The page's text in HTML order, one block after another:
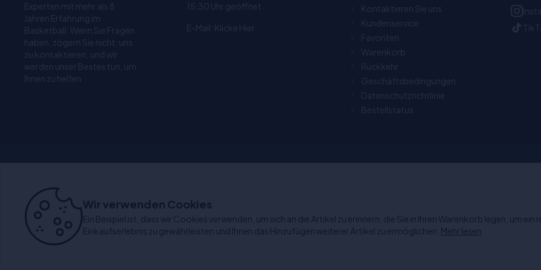
Experten mit mehr als 8
Jahren Erfahrung im
Basketball. Wenn Sie Fragen
haben, zögern Sie nicht, uns
zu kontaktieren, und wir
werden unser Bestes tun, um
Ihnen zu helfen
15:30 Uhr geöffnet.
E-Mail: Klicke Hier
Kontaktieren Sie uns
Kundenservice
Favoriten
Warenkorb
Rückkehr
Geschäftsbedingungen
Datenschutzrichtlinie
Bestellstatus
1-4 Tage Lieferzeit
Wir verwenden Cookies
Ein Beispiel ist, dass wir Cookies verwenden, um sich an die Artikel zu erinnern, die Sie in Ihren Warenkorb legen, um ein
Einkaufserlebnis zu gewährleisten und Ihnen das Hinzufügen weiterer Artikel zu ermöglichen. Mehr lesen